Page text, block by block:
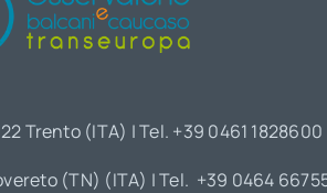
Trento (ITA) | Tel. +39 0461 1828600
(TN) (ITA) | Tel. +39 0464